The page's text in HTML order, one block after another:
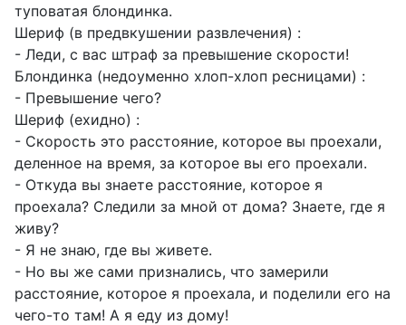
туповатая блондинка.
Шериф (в предвкушении развлечения) :
- Леди, с вас штраф за превышение скорости!
Блондинка (недоуменно хлоп-хлоп ресницами) :
- Превышение чего?
Шериф (ехидно) :
- Скорость это расстояние, которое вы проехали,
деленное на время, за которое вы его проехали.
- Откуда вы знаете расстояние, которое я
проехала? Следили за мной от дома? Знаете, где я
живу?
- Я не знаю, где вы живете.
- Но вы же сами признались, что замерили
расстояние, которое я проехала, и поделили его на
чего-то там! А я еду из дому!